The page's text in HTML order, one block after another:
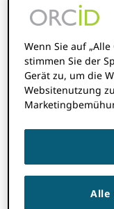
Diese
November
EST
Startzeit woSie
Wenn Sie auf
stimmen Sie der
Gerät zu, um die
Websitenutzung
Alle